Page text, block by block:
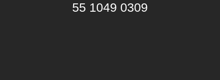
55 1049 0309